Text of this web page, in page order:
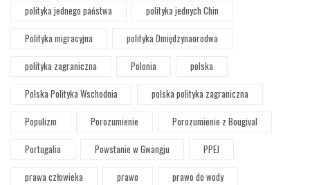
polityka jednego państwa
polityka jednych Chin
Polityka migracyjna
polityka Omiędzynaorodwa
polityka zagraniczna
Polonia
polska
Polska Polityka Wschodnia
polska polityka zagraniczna
Populizm
Porozumienie
Porozumienie z Bougival
Portugalia
Powstanie w Gwangju
PPEJ
prawa człowieka
prawo prawo do wody